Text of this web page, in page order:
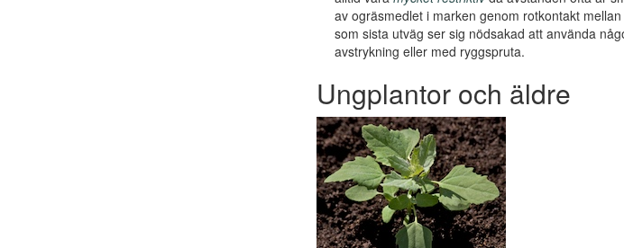
av ogräsmedlet i marken genom rotkontakt
som sista utväg ser sig nödsakad att använda
avstrykning eller med ryggspruta.
Ungplantor och äldre